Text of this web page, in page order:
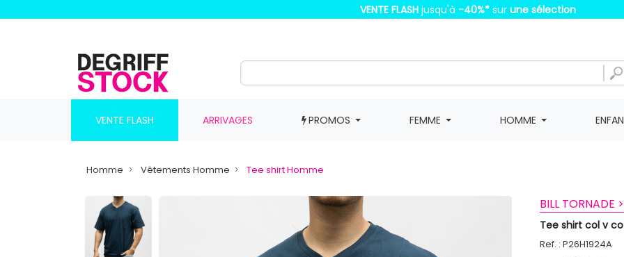
VENTE FLASH jusqu'à -40%* sur une sélection
VENTE FLASH ARRIVAGES PROMOS FEMME HOMME
Homme Vêtements Homme Tee shirt Homme
BILL TORNADE >
Tee shirt col v
Ref. : P26H1924A